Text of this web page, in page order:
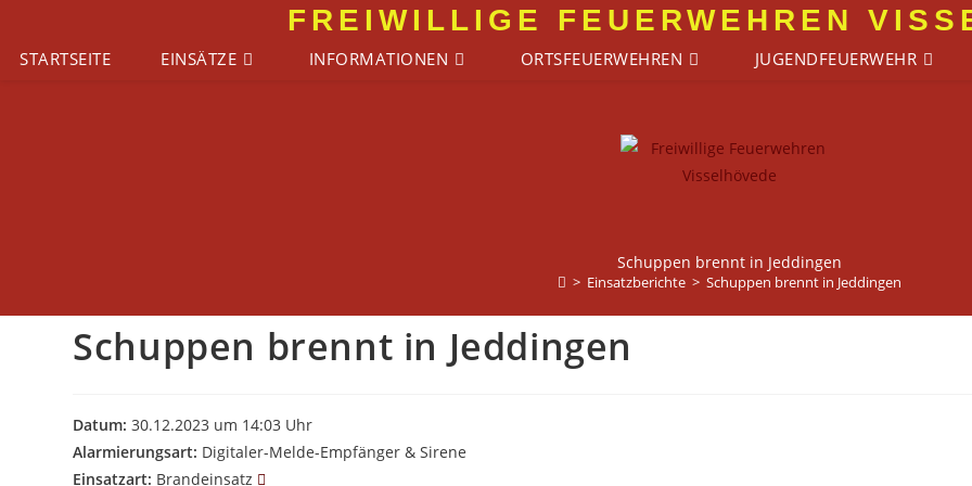
springen
FREIWILLIGE FEUERWEHREN
STARTSEITE EINSÄTZE INFORMATIONEN ORTSFEUERWEHREN JUGENDFEUERWEHR
Schuppen brennt in Jeddingen
> Einsatzberichte > Schuppen brennt in Jeddingen
Schuppen brennt in Jeddingen
Datum: 30.12.2023 um 14:03 Uhr
Alarmierungsart: Digitaler-Melde-Empfänger & Sirene
Einsatzart: Brandeinsatz